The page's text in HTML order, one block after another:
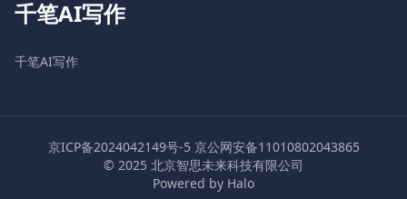
千笔AI写作
千笔AI写作
京ICP备2024042149号-5 京公网安备11010802043865
© 2025 北京智思未来科技有限公司
Powered by Halo